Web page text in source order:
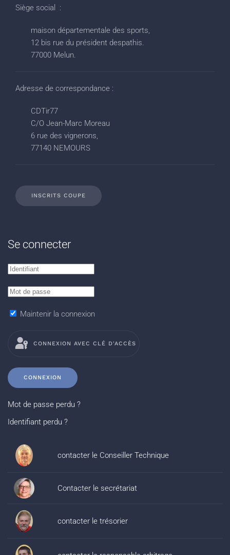
Siège social :
maison départementale des sports,
12 bis rue du président despathis.
77000 Melun.
Adresse de correspondance :
CDTir77
C/O Jean-Marc Moreau
6 rue des vignerons,
77140 NEMOURS
INSCRITS COUPE
Se connecter
Maintenir la connexion
CONNEXION AVEC CLÉ D'ACCÈS
CONNEXION
Mot de passe perdu ?
Identifiant perdu ?
contacter le Conseiller Technique
Contacter le secrétariat
contacter le trésorier